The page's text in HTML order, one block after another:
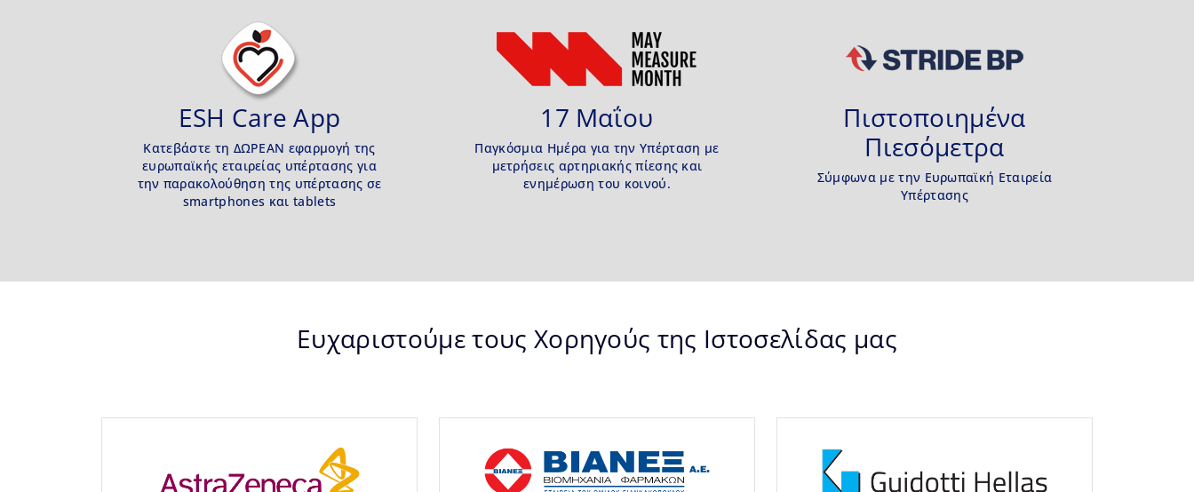
ESH Care App
Κατεβάστε τη ΔΩΡΕΑΝ εφαρμογή της
ευρωπαϊκής εταιρείας υπέρτασης για
την παρακολούθηση της υπέρτασης σε
smartphones και tablets
17 Μαΐου
Παγκόσμια Ημέρα για την Υπέρταση με
μετρήσεις αρτηριακής πίεσης και
ενημέρωση του κοινού.
Πιστοποιημένα
Πιεσόμετρα
Σύμφωνα με την Ευρωπαϊκή Εταιρεία
Υπέρτασης
Ευχαριστούμε τους Χορηγούς της Ιστοσελίδας μας